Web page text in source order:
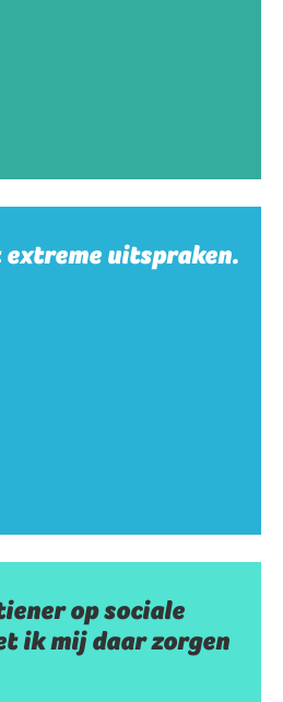
uitspraken.
op sociale
ik mij daar zorgen